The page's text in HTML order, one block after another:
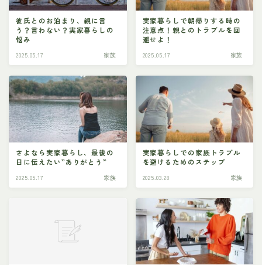
彼氏とのお泊まり、親に言
う？言わない？実家暮らしの
悩み
2025.05.17 家族
実家暮らしで朝帰りする時の
注意点！親とのトラブルを回
避せよ！
2025.05.17 家族
さよなら実家暮らし、最後の
日に伝えたい”ありがとう”
2025.05.17 家族
実家暮らしでの家族トラブル
を避けるためのステップ
2025.03.28 家族